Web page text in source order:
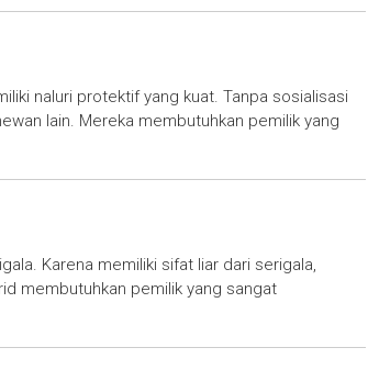
naluri protektif yang kuat. Tanpa sosialisasi
lain. Mereka membutuhkan pemilik yang
Karena memiliki sifat liar dari serigala,
membutuhkan pemilik yang sangat